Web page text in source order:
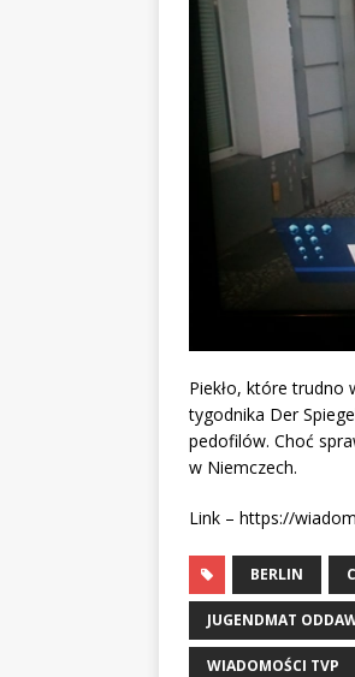
Piekło, które trudno
tygodnika Der
pedofilów. Choć
w Niemczech.
Link – https://
BERLIN
JUGENDMAT
WIADOMOŚCI TVP